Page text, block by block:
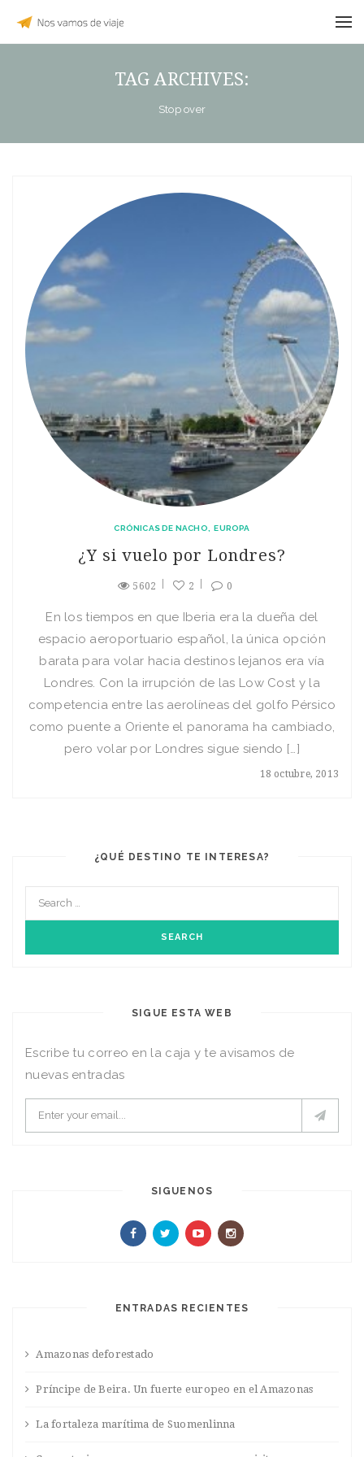
TAG ARCHIVES:
Stop over
CRÓNICAS DE NACHO EUROPA
¿Y si vuelo por Londres?
5602 2 0
18 octubre, 2013
En los tiempos en que Iberia era la dueña del
espacio aeroportuario español, la única opción
barata para volar hacia destinos lejanos era vía
Londres. Con la irrupción de las Low Cost y la
competencia entre las aerolíneas del golfo Pérsico
como puente a Oriente el panorama ha cambiado,
pero volar por Londres sigue siendo […]
¿QUÉ DESTINO TE INTERESA?
SIGUE ESTA WEB
Escribe tu correo en la caja y te avisamos de
nuevas entradas
SIGUENOS
ENTRADAS RECIENTES
Amazonas deforestado
Príncipe de Beira. Un fuerte europeo en el Amazonas
La fortaleza marítima de Suomenlinna